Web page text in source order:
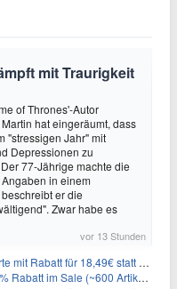
mit Traurigkeit
of Thrones'-Autor
hat eingeräumt, dass
"stressigen Jahr" mit
Depressionen zu
77-Jährige machte die
in einem
er die
Zwar habe es
vor 13 Stunden
18,49€ statt 29,50€ – einlösbar bis Dezember
im Sale (~600 Artikel zur Auswahl)